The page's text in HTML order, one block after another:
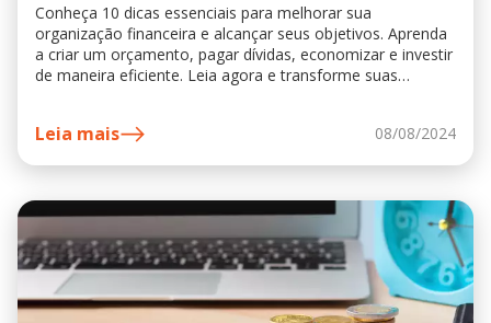
Conheça 10 dicas essenciais para melhorar sua
organização financeira e alcançar seus objetivos. Aprenda
a criar um orçamento, pagar dívidas, economizar e investir
de maneira eficiente. Leia agora e transforme suas
Leia mais 08/08/2024